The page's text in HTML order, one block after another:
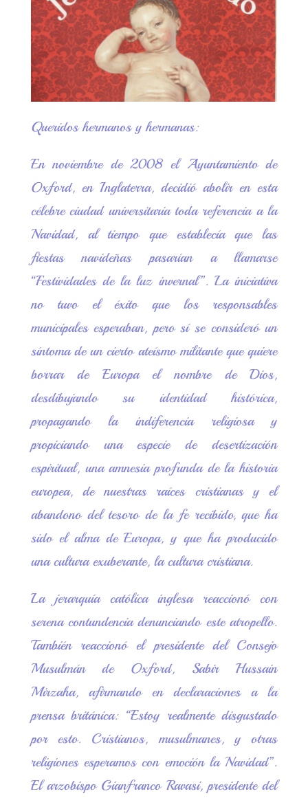
m
rti
r
Queridos hermanos y hermanas:
En noviembre de 2008 el Ayuntamiento de
Oxford, en Inglaterra, decidió abolir en esta
célebre ciudad universitaria toda referencia a la
Navidad, al tiempo que establecía que las
fiestas navideñas pasarían a llamarse
“Festividades de la luz invernal”. La iniciativa
no tuvo el éxito que los responsables
municipales esperaban, pero sí se consideró un
síntoma de un cierto ateísmo militante que quiere
borrar de Europa el nombre de Dios,
desdibujando su identidad histórica,
propagando la indiferencia religiosa y
propiciando una especie de desertización
espiritual, una amnesia profunda de la historia
europea, de nuestras raíces cristianas y el
abandono del tesoro de la fe recibido, que ha
sido el alma de Europa, y que ha producido
una cultura exuberante, la cultura cristiana.
La jerarquía católica inglesa reaccionó con
serena contundencia denunciando este atropello.
También reaccionó el presidente del Consejo
Musulmán de Oxford, Sabir Hussain
Mirzaha, afirmando en declaraciones a la
prensa británica: “Estoy realmente disgustado
por esto. Cristianos, musulmanes, y otras
religiones esperamos con emoción la Navidad”.
El arzobispo Gianfranco Ravasi, presidente del